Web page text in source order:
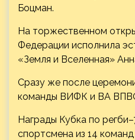
Боцман.
На торжественном
Федерации исполнила
«Земля и Вселенная»
Сразу же после
команды ВИФК и ВА
Награды Кубка по
спортсмена из 14